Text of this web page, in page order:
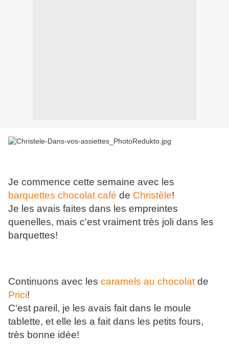
Je commence cette semaine avec les
barquettes chocolat café de Christèle!
Je les avais faites dans les empreintes
quenelles, mais c'est vraiment très joli dans les
barquettes!
Continuons avec les caramels au chocolat de
Prici!
C'est pareil, je les avais fait dans le moule
tablette, et elle les a fait dans les petits fours,
très bonne idée!